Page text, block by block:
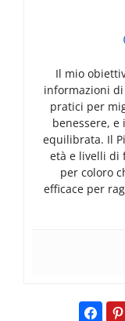
Il mio
informazioni
pratici per
benessere,
equilibrata. Il
età e livelli di
per coloro
efficace per